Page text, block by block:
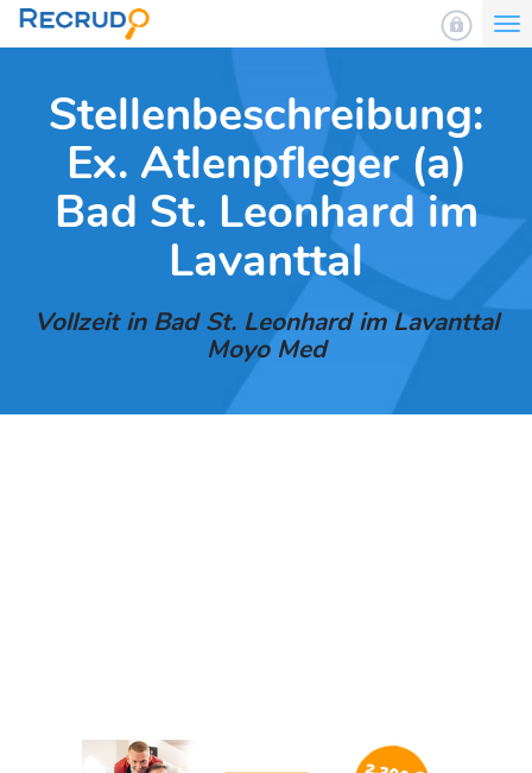
Stellenbeschreibung:
Ex. Atlenpfleger (a)
Bad St. Leonhard im
Lavanttal
Vollzeit in Bad St. Leonhard im Lavanttal
Moyo Med